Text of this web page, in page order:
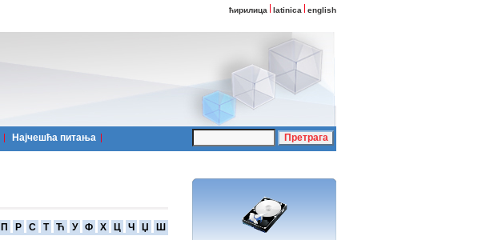
ћирилица latinica english
Најчешћa питања
П Р С Т Ћ У Ф Х Ц Ч Џ Ш